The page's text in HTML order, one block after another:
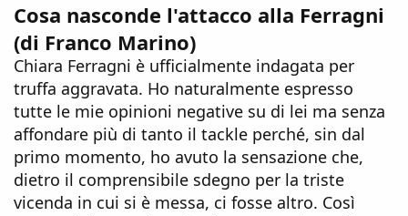
Cosa nasconde l'attacco alla Ferragni
(di Franco Marino)
Chiara Ferragni è ufficialmente indagata per
truffa aggravata. Ho naturalmente espresso
tutte le mie opinioni negative su di lei ma senza
affondare più di tanto il tackle perché, sin dal
primo momento, ho avuto la sensazione che,
dietro il comprensibile sdegno per la triste
vicenda in cui si è messa, ci fosse altro. Così